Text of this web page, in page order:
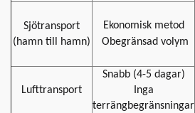
Sjötransport
(hamn till hamn)
Ekonomisk metod
Obegränsad volym
Lufttransport
Snabb (4-5 dagar)
Inga
terrängbegränsningar